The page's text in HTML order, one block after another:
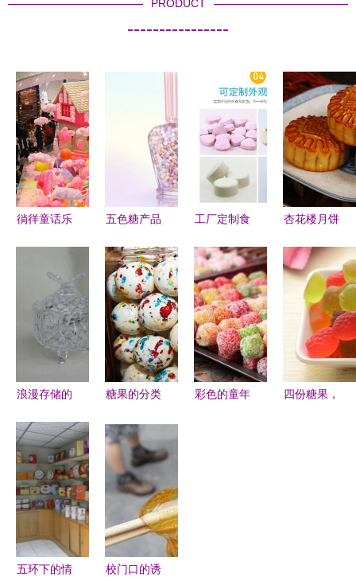
PRODUCT
----------------
徜徉童话乐
盛宴
五色糖产品
糖店铺装修
图片
工厂定制食
OEM代加
工 30万片
起定做圆形
片剂维生素
糖果的优势
解析
杏花楼月饼
黄山月饼厂
家
浪漫存储的
料欧式玻璃
糖果罐的多
重魅力
糖果的分类
类详解
彩色的童年
四份糖果，
五环下的情 校门口的诱